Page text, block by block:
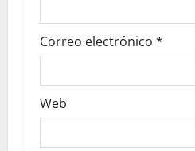
Correo electrónico *
Web